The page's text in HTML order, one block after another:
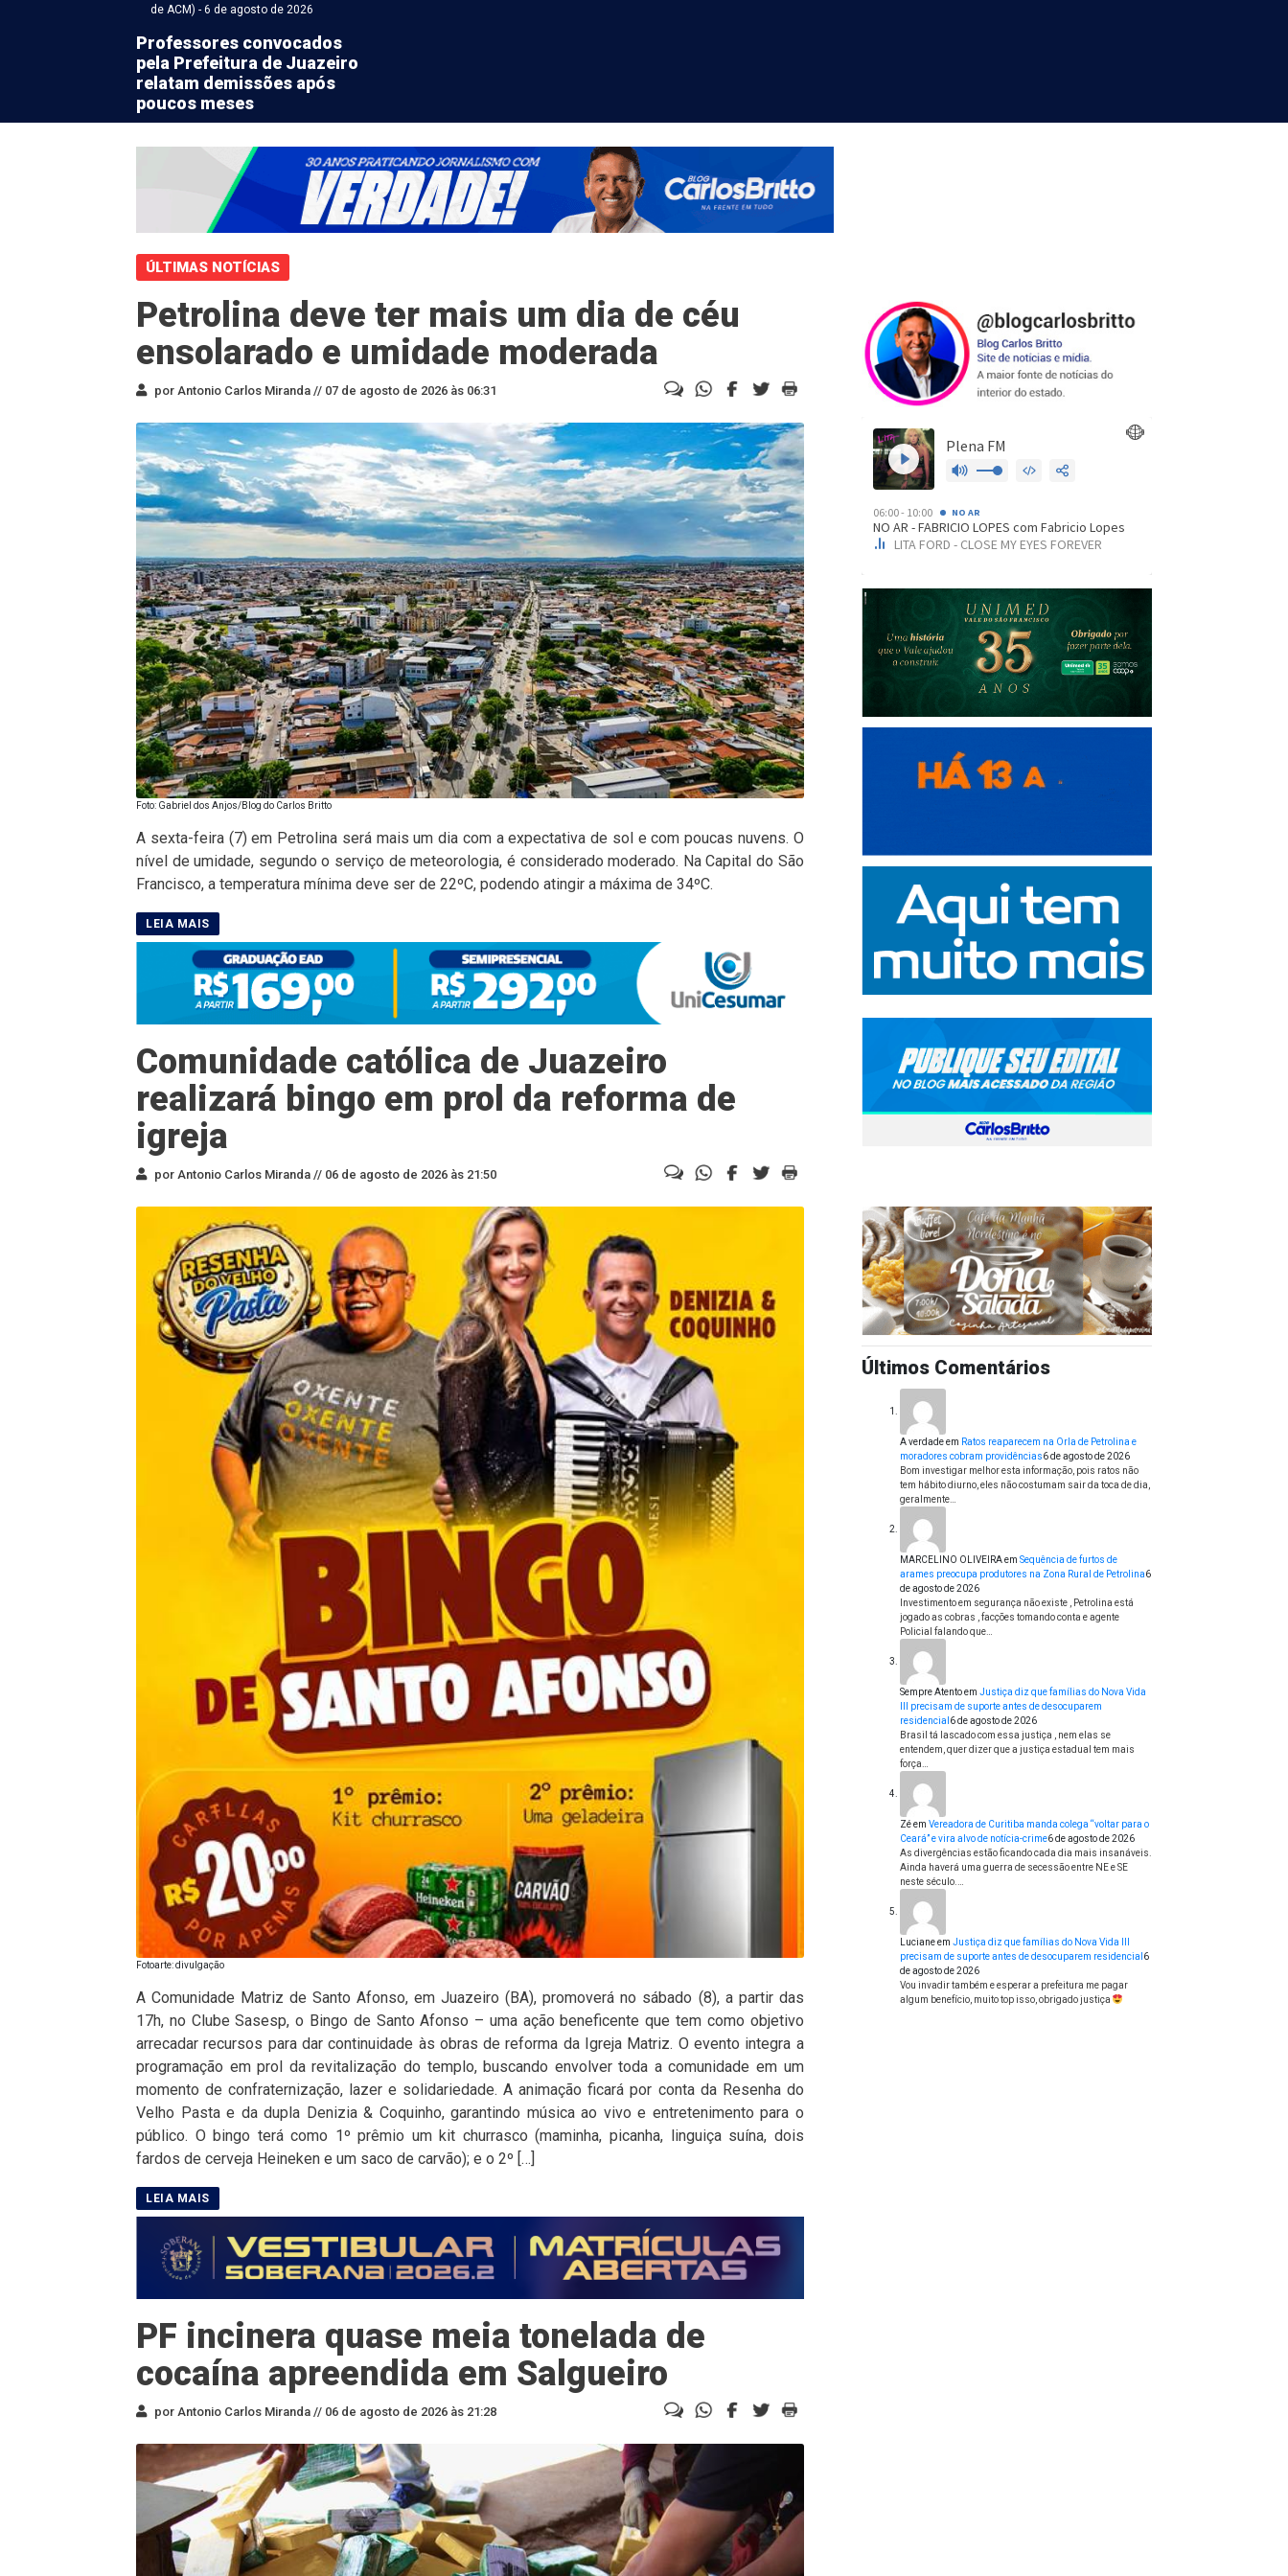
de ACM) - 6 de agosto de 2026
Professores convocados
pela Prefeitura de Juazeiro
relatam demissões após
poucos meses
ÚLTIMAS NOTÍCIAS
Petrolina deve ter mais um dia de céu
ensolarado e umidade moderada
por Antonio Carlos Miranda // 07 de agosto de 2026 às 06:31
Foto: Gabriel dos Anjos/Blog do Carlos Britto
A sexta-feira (7) em Petrolina será mais um dia com a expectativa de sol e com poucas nuvens. O
nível de umidade, segundo o serviço de meteorologia, é considerado moderado. Na Capital do São
Francisco, a temperatura mínima deve ser de 22ºC, podendo atingir a máxima de 34ºC.
Comunidade católica de Juazeiro
realizará bingo em prol da reforma de
igreja
por Antonio Carlos Miranda // 06 de agosto de 2026 às 21:50
Fotoarte: divulgação
A Comunidade Matriz de Santo Afonso, em Juazeiro (BA), promoverá no sábado (8), a partir das
17h, no Clube Sasesp, o Bingo de Santo Afonso – uma ação beneficente que tem como objetivo
arrecadar recursos para dar continuidade às obras de reforma da Igreja Matriz. O evento integra a
programação em prol da revitalização do templo, buscando envolver toda a comunidade em um
momento de confraternização, lazer e solidariedade. A animação ficará por conta da Resenha do
Velho Pasta e da dupla Denizia & Coquinho, garantindo música ao vivo e entretenimento para o
público. O bingo terá como 1º prêmio um kit churrasco (maminha, picanha, linguiça suína, dois
fardos de cerveja Heineken e um saco de carvão); e o 2º […]
PF incinera quase meia tonelada de
cocaína apreendida em Salgueiro
por Antonio Carlos Miranda // 06 de agosto de 2026 às 21:28
Últimos Comentários
A verdadeem Ratos reaparecem na Orla de Petrolina e
moradores cobram providências6 de agosto de 2026
Bom investigar melhor esta informação, pois ratos não
tem hábito diurno, eles não costumam sair da toca de dia,
geralmente…
MARCELINO OLIVEIRAem Sequência de furtos de
arames preocupa produtores na Zona Rural de Petrolina6
de agosto de 2026
Investimento em segurança não existe , Petrolina está
jogado as cobras , facções tomando conta e agente
Policial falando que…
Sempre Atentoem Justiça diz que famílias do Nova Vida
III precisam de suporte antes de desocuparem
residencial 6 de agosto de 2026
Brasil tá lascado com essa justiça , nem elas se
entendem, quer dizer que a justiça estadual tem mais
força…
Zéem Vereadora de Curitiba manda colega “voltar para o
Ceará” e vira alvo de notícia-crime6 de agosto de 2026
As divergências estão ficando cada dia mais insanáveis.
Ainda haverá uma guerra de secessão entre NE e SE
neste século.…
Lucianeem Justiça diz que famílias do Nova Vida III
precisam de suporte antes de desocuparem residencial 6
de agosto de 2026
Vou invadir também e esperar a prefeitura me pagar
algum benefício, muito top isso, obrigado justiça